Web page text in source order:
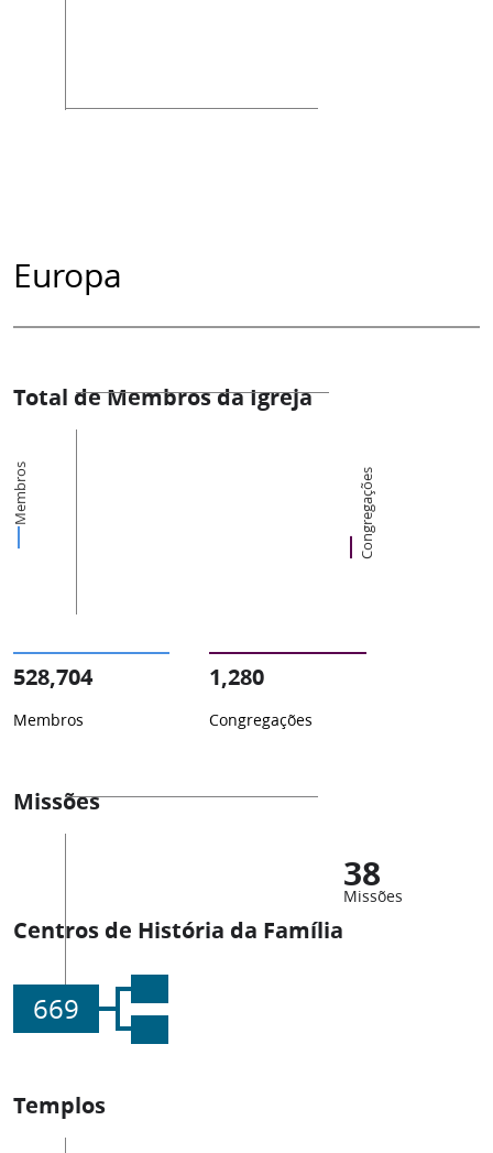
Europa
Total de Membros da Igreja
Membros Congregações
528,704
Membros
1,280
Congregações
Missões
38
Missões
Centros de História da Família
669
Templos